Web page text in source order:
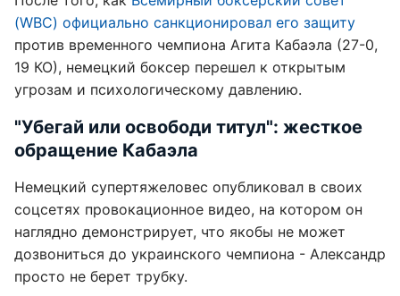
(WBC) официально санкционировал его защиту
против временного чемпиона Агита Кабаэла (27-0,
19 КО), немецкий боксер перешел к открытым
угрозам и психологическому давлению.
"Убегай или освободи титул": жесткое
обращение Кабаэла
Немецкий супертяжеловес опубликовал в своих
соцсетях провокационное видео, на котором он
наглядно демонстрирует, что якобы не может
дозвониться до украинского чемпиона - Александр
просто не берет трубку.